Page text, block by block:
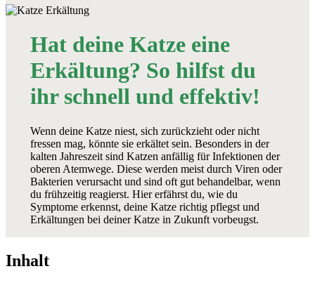
Hat deine Katze eine
Erkältung? So hilfst du
ihr schnell und effektiv!
Wenn deine Katze niest, sich zurückzieht oder nicht
fressen mag, könnte sie erkältet sein. Besonders in der
kalten Jahreszeit sind Katzen anfällig für Infektionen der
oberen Atemwege. Diese werden meist durch Viren oder
Bakterien verursacht und sind oft gut behandelbar, wenn
du frühzeitig reagierst. Hier erfährst du, wie du
Symptome erkennst, deine Katze richtig pflegst und
Erkältungen bei deiner Katze in Zukunft vorbeugst.
Inhalt